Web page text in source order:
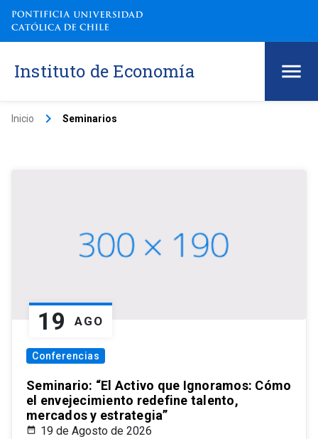
Instituto de Economía
Inicio keyboard_arrow_right Seminarios
19 AGO
Conferencias
Seminario: “El Activo que Ignoramos: Cómo
el envejecimiento redefine talento,
mercados y estrategia”
19 de Agosto de 2026